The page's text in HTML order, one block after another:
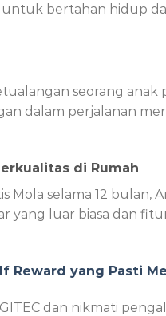
bertahan hidup
seorang
dalam perjalanan
di Rumah
Mola selama 12
yang luar biasa dan
Reward yang Pasti
dan nikmati